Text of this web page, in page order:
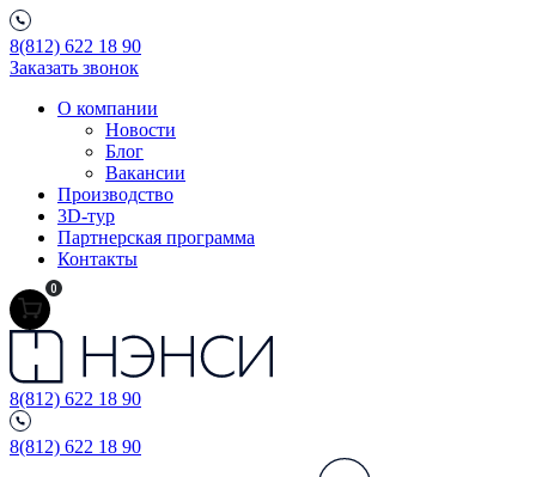
8(812) 622 18 90
Заказать звонок
О компании
Новости
Блог
Вакансии
Производство
3D-тур
Партнерская программа
Контакты
0
8(812) 622 18 90
8(812) 622 18 90